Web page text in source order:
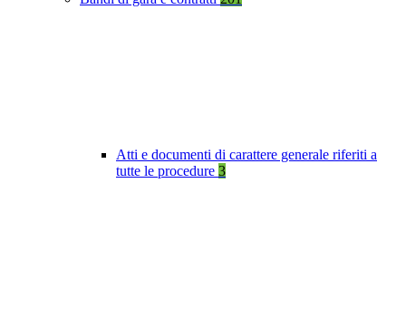
Atti e documenti di carattere generale riferiti a
tutte le procedure 3